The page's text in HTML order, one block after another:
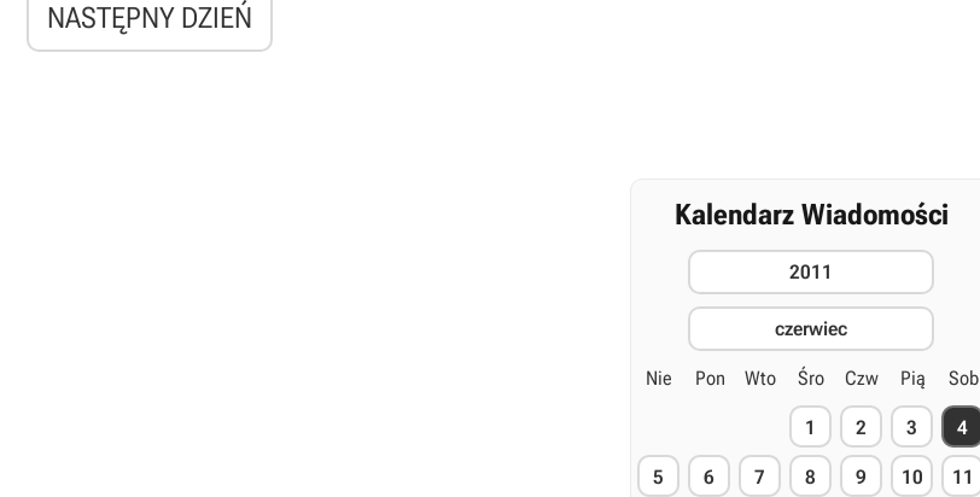
NASTĘPNY DZIEŃ
Kalendarz Wiadomości
2011
czerwiec
Nie Pon Wto Śro Czw Pią Sob
1 2 3 4
5 6 7 8 9 10 11